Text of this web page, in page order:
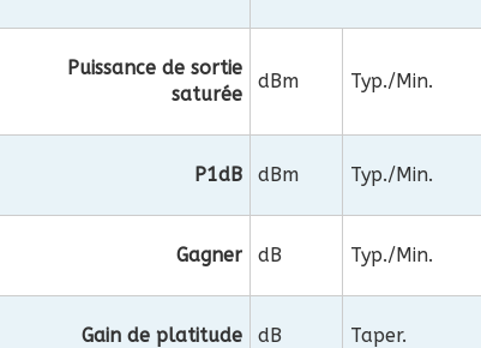
Puissance de sortie
saturée
dBm Typ./Min.
P1dB dBm Typ./Min.
Gagner dB Typ./Min.
Gain de platitude dB Taper.